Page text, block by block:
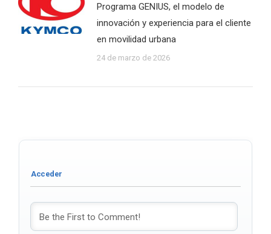
Programa GENIUS, el modelo de
innovación y experiencia para el cliente
en movilidad urbana
24 de marzo de 2026